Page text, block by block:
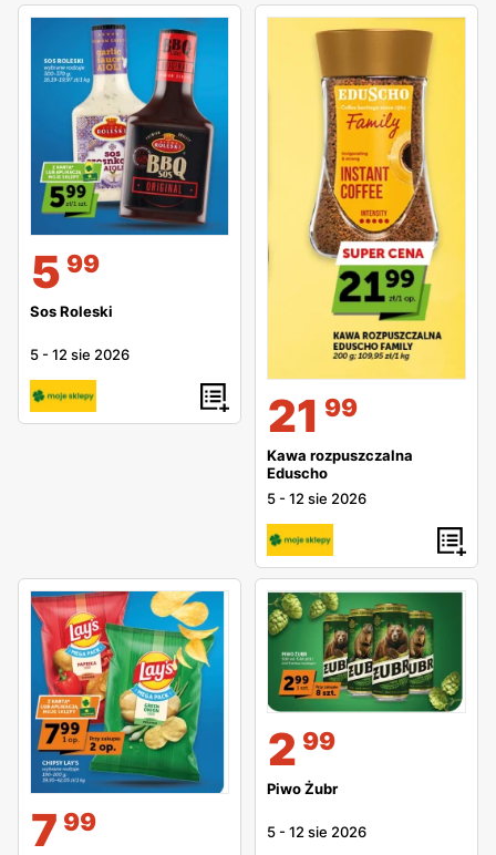
5 99
Sos Roleski
5 -12 sie 2026
21 99
Kawa rozpuszczalna
Eduscho
5 -12 sie 2026
7 99
2 99
Piwo Żubr
5 -12 sie 2026